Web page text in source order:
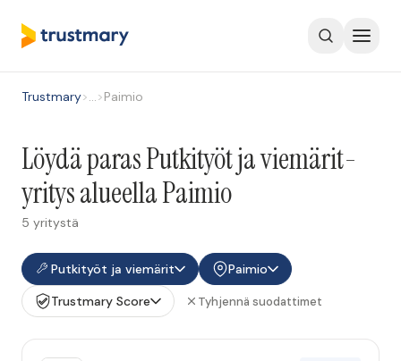
Trustmary>…>Paimio
Löydä paras Putkityöt ja viemärit-
yritys alueella Paimio
5 yritystä
Putkityöt ja viemärit
Paimio
Trustmary Score
Tyhjennä suodattimet